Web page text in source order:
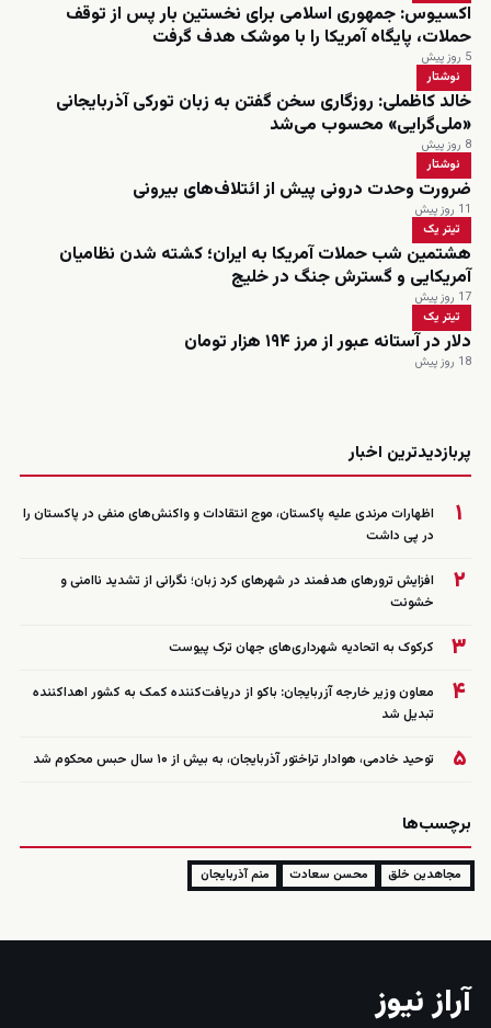
اکسیوس: جمهوری اسلامی برای نخستین بار پس از توقف
حملات، پایگاه آمریکا را با موشک هدف گرفت
5 روز پیش
نوشتار
خالد کاظملی: روزگاری سخن گفتن به زبان تورکی آذربایجانی
«ملی‌گرایی» محسوب می‌شد
8 روز پیش
نوشتار
ضرورت وحدت درونی پیش از ائتلاف‌های بیرونی
11 روز پیش
تیتر یک
هشتمین شب حملات آمریکا به ایران؛ کشته شدن نظامیان
آمریکایی و گسترش جنگ در خلیج
17 روز پیش
تیتر یک
دلار در آستانه عبور از مرز ۱۹۴ هزار تومان
18 روز پیش
پربازدیدترین اخبار
۱
اظهارات مرندی علیه پاکستان، موج انتقادات و واکنش‌های منفی در پاکستان را
در پی داشت
۲
افزایش ترورهای هدفمند در شهرهای کرد زبان؛ نگرانی از تشدید ناامنی و
خشونت
۳ کرکوک به اتحادیه شهرداری‌های جهان ترک پیوست
۴
معاون وزیر خارجه آزربایجان: باکو از دریافت‌کننده کمک به کشور اهداکننده
تبدیل شد
۵ توحید خادمی، هوادار تراختور آذربایجان، به بیش از ۱۰ سال حبس محکوم شد
برچسب‌ها
مجاهدین خلق محسن سعادت منم آذربایجان
آراز نیوز